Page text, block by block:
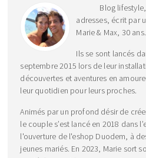
Blog
adresses, écrit par
Marie & Max, 30 ans.
Ils se sont lancés
septembre 2015 lors de leur
découvertes et aventures en
leur quotidien pour leurs proches.
Animés par un profond désir de
le couple s’est lancé en 2018 dans
l'ouverture de l'eshop Duodem, à
jeunes mariés. En 2023, Marie sort